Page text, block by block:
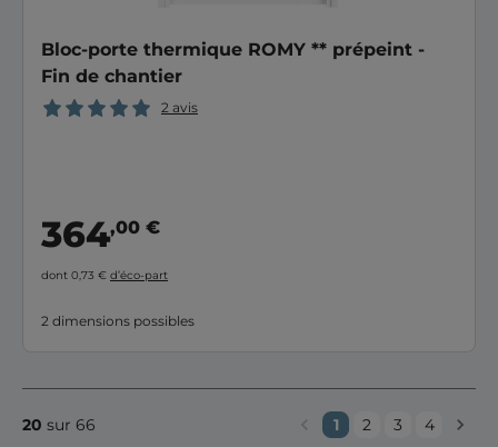
Bloc-porte thermique ROMY ** prépeint -
Fin de chantier
2 avis
364,00 €
dont 0,73 € d’éco-part
2 dimensions possibles
1 2 3 4
20 sur 66